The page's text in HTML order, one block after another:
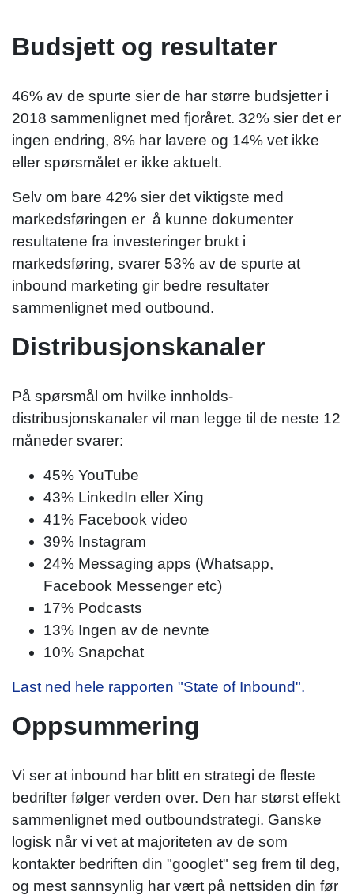
Budsjett og resultater
46% av de spurte sier de har større budsjetter i
2018 sammenlignet med fjoråret. 32% sier det er
ingen endring, 8% har lavere og 14% vet ikke
eller spørsmålet er ikke aktuelt.
Selv om bare 42% sier det viktigste med
markedsføringen er å kunne dokumenter
resultatene fra investeringer brukt i
markedsføring, svarer 53% av de spurte at
inbound marketing gir bedre resultater
sammenlignet med outbound.
Distribusjonskanaler
På spørsmål om hvilke innholds-
distribusjonskanaler vil man legge til de neste 12
måneder svarer:
45% YouTube
43% LinkedIn eller Xing
41% Facebook video
39% Instagram
24% Messaging apps (Whatsapp,
Facebook Messenger etc)
17% Podcasts
13% Ingen av de nevnte
10% Snapchat
Last ned hele rapporten "State of Inbound".
Oppsummering
Vi ser at inbound har blitt en strategi de fleste
bedrifter følger verden over. Den har størst effekt
sammenlignet med outboundstrategi. Ganske
logisk når vi vet at majoriteten av de som
kontakter bedriften din "googlet" seg frem til deg,
og mest sannsynlig har vært på nettsiden din før